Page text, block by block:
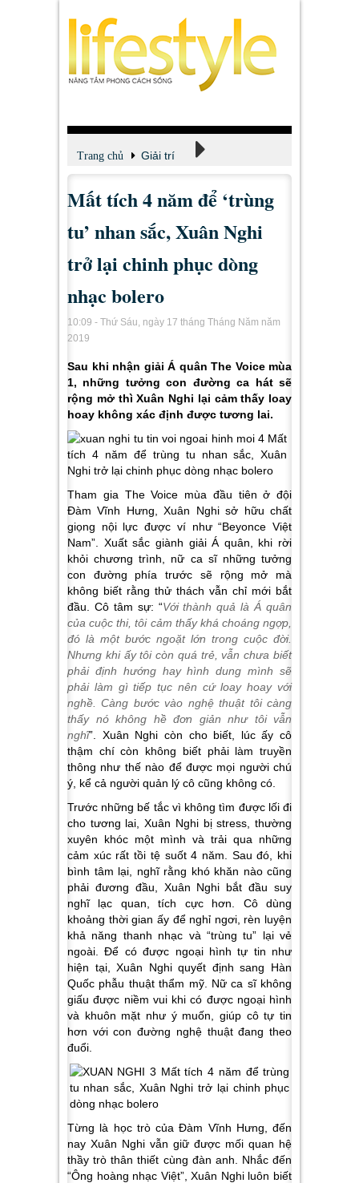
Trang chủ Giải trí
Xem - Nghe - Đọc
Mất tích 4 năm để ‘trùng
tu’ nhan sắc, Xuân Nghi
trở lại chinh phục dòng
nhạc bolero
10:09 - Thứ Sáu, ngày 17 tháng Tháng Năm năm
2019
Sau khi nhận giải Á quân The Voice mùa
1, những tưởng con đường ca hát sẽ
rộng mở thì Xuân Nghi lại cảm thấy loay
hoay không xác định được tương lai.
Tham gia The Voice mùa đầu tiên ở đội
Đàm Vĩnh Hưng, Xuân Nghi sở hữu chất
giọng nội lực được ví như “Beyonce Việt
Nam”. Xuất sắc giành giải Á quân, khi rời
khỏi chương trình, nữ ca sĩ những tưởng
con đường phía trước sẽ rộng mở mà
không biết rằng thử thách vẫn chỉ mới bắt
đầu. Cô tâm sự: “Với thành quả là Á quân
của cuộc thi, tôi cảm thấy khá choáng ngợp,
đó là một bước ngoặt lớn trong cuộc đời.
Nhưng khi ấy tôi còn quá trẻ, vẫn chưa biết
phải định hướng hay hình dung mình sẽ
phải làm gì tiếp tục nên cứ loay hoay với
nghề. Càng bước vào nghệ thuật tôi càng
thấy nó không hề đơn giản như tôi vẫn
nghĩ”. Xuân Nghi còn cho biết, lúc ấy cô
thậm chí còn không biết phải làm truyền
thông như thế nào để được mọi người chú
ý, kể cả người quản lý cô cũng không có.
Trước những bế tắc vì không tìm được lối đi
cho tương lai, Xuân Nghi bị stress, thường
xuyên khóc một mình và trải qua những
cảm xúc rất tồi tệ suốt 4 năm. Sau đó, khi
bình tâm lại, nghĩ rằng khó khăn nào cũng
phải đương đầu, Xuân Nghi bắt đầu suy
nghĩ lạc quan, tích cực hơn. Cô dùng
khoảng thời gian ấy để nghỉ ngơi, rèn luyện
khả năng thanh nhạc và “trùng tu” lại vẻ
ngoài. Để có được ngoại hình tự tin như
hiện tại, Xuân Nghi quyết định sang Hàn
Quốc phẫu thuật thẩm mỹ. Nữ ca sĩ không
giấu được niềm vui khi có được ngoại hình
và khuôn mặt như ý muốn, giúp cô tự tin
hơn với con đường nghệ thuật đang theo
đuổi.
Từng là học trò của Đàm Vĩnh Hưng, đến
nay Xuân Nghi vẫn giữ được mối quan hệ
thầy trò thân thiết cùng đàn anh. Nhắc đến
“Ông hoàng nhạc Việt”, Xuân Nghi luôn biết